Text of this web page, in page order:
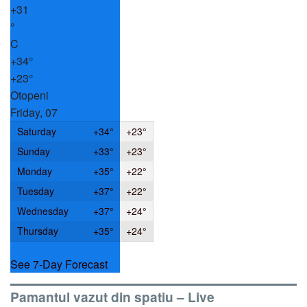
+31
°
C
+34°
+23°
Otopeni
Friday, 07
Saturday +34° +23°
Sunday
+33° +23°
Monday
+35° +22°
Tuesday
+37° +22°
Wednesday
+37° +24°
Thursday
+35° +24°
See 7-Day Forecast
Pamantul vazut din spatiu – Live